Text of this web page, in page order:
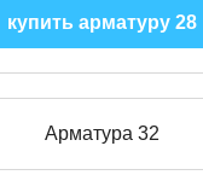
купить арматуру 28
Арматура 32